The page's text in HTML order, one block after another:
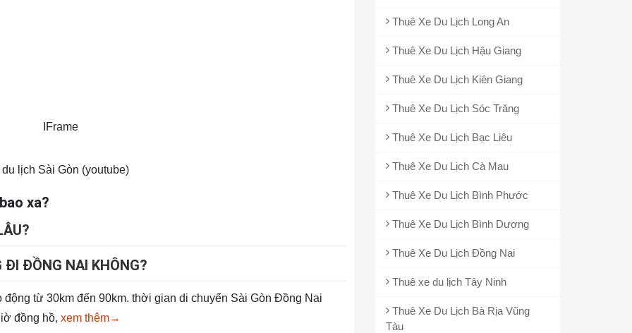
lịch Sài Gòn (youtube)
xa?
ĐI ĐỒNG NAI KHÔNG?
từ 30km đến 90km. thời gian di chuyển Sài Gòn Đồng Nai
đồng hồ, xem thêm→
Thuê Xe Du Lịch Long An
Thuê Xe Du Lịch Hậu Giang
Thuê Xe Du Lịch Kiên Giang
Thuê Xe Du Lịch Sóc Trăng
Thuê Xe Du Lịch Bạc Liêu
Thuê Xe Du Lịch Cà Mau
Thuê Xe Du Lịch Bình Phước
Thuê Xe Du Lịch Bình Dương
Thuê Xe Du Lịch Đồng Nai
Thuê xe du lịch Tây Ninh
Thuê Xe Du Lịch Bà Rịa Vũng
Tàu